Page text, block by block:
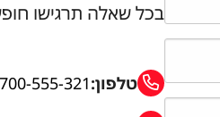
בכל שאלה תרגישו
טלפון:555-321